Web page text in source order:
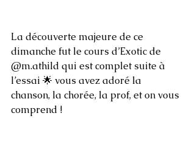
La découverte majeure de ce
dimanche fut le cours d’Exotic de
@m.athild qui est complet suite à
l’essai 🌟 vous avez adoré la
chanson, la chorée, la prof, et on vous
comprend !